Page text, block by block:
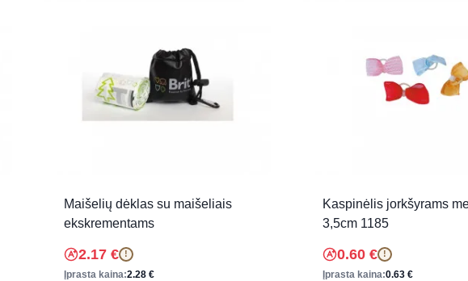
Maišelių dėklas su maišeliais
ekskrementams
2.17 € !
Įprasta kaina:2.28 €
Kaspinėlis jorkšyrams
3,5cm 1185
0.60 € !
Įprasta kaina:0.63 €